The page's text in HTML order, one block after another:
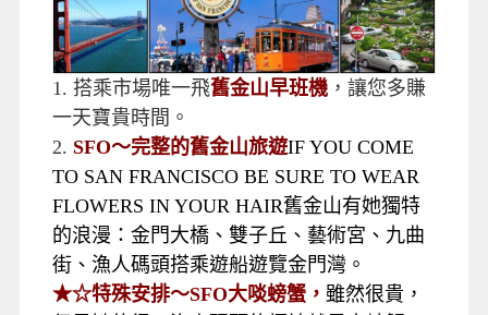
1. 搭乘市場唯一飛舊金山早班機，讓您多賺
一天寶貴時間。
2. SFO〜完整的舊金山旅遊IF YOU COME
TO SAN FRANCISCO BE SURE TO WEAR
FLOWERS IN YOUR HAIR舊金山有她獨特
的浪漫：金門大橋、雙子丘、藝術宮、九曲
街、漁人碼頭搭乘遊船遊覽金門灣。
★☆特殊安排〜SFO大啖螃蟹， 雖然很貴，